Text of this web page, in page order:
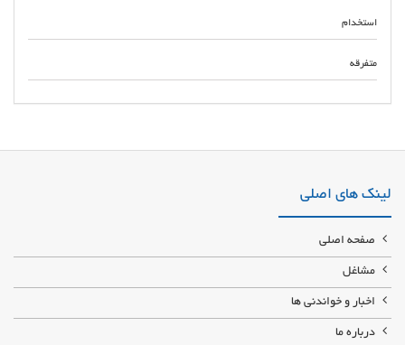
استخدام
متفرقه
راهسازی(لودر، بیل، بلدزر و....) خرید و فروش لوازم ماشین آلات راهسازی مرکز
لینک های اصلی
صفحه اصلی
مشاغل
اخبار و خواندنی ها
درباره ما